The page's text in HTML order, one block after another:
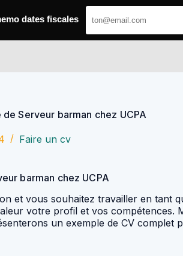
Serveur barman chez UCPA
Faire un cv
barman chez UCPA
et vous souhaitez travailler en
votre profil et vos
un exemple de CV complet
dates fiscales